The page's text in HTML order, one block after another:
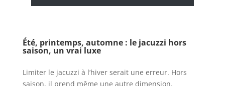
Été, printemps, automne : le jacuzzi hors
saison, un vrai luxe
Limiter le jacuzzi à l’hiver serait une erreur. Hors
saison, il prend même une autre dimension.